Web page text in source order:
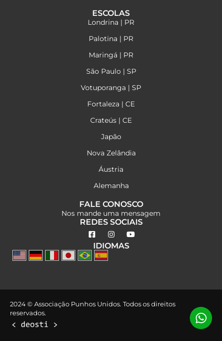
ESCOLAS
Londrina | PR
Palotina | PR
Maringá | PR
São Paulo | SP
Votuporanga | SP
Fortaleza | CE
Crateús | CE
Japão
Nova Zelândia
Áustria
Alemanha
FALE CONOSCO
Nos mande uma mensagem
REDES SOCIAIS
IDIOMAS
2024 © Associação Punhos Unidos. Todos os direitos
reservados.